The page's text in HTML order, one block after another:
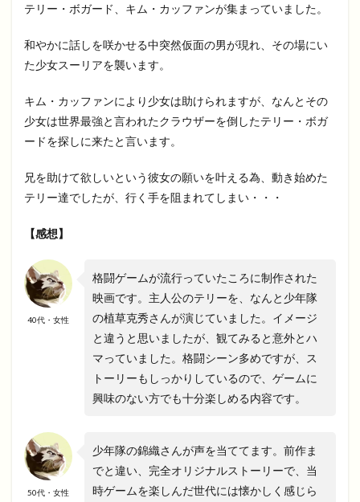
テリー・ボガード、キム・カッファンが集まっていました。
和やかに話しを咲かせる中突然仮面の男が現れ、その場にい
た少女スーリアを襲います。
キム・カッファンにより少女は助けられますが、なんとその
少女は世界最強と言われたクラウザーを倒したテリー・ボガ
ードを探しに来たと言います。
兄を助けて欲しいという彼女の願いを叶える為、動き始めた
テリー達でしたが、行く手を阻まれてしまい・・・
【感想】
40代・女性
格闘ゲームが流行っていたころに制作された
映画です。主人公のテリーを、なんと少年隊
の植草克秀さんが演じていました。イメージ
と違うと思いましたが、観てみると意外とハ
マっていました。格闘シーン多めですが、ス
トーリーもしっかりしているので、ゲームに
興味のない方でも十分楽しめる内容です。
50代・女性
少年隊の錦織さんが声を当ててます。前作ま
でと違い、完全オリジナルストーリーで、当
時ゲームを楽しんだ世代には懐かしく感じら